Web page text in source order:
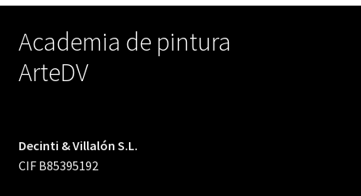
Academia de pintura
ArteDV
Decinti & Villalón S.L.
CIF B85395192